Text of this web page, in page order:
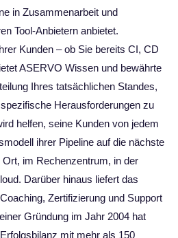
in Zusammenarbeit und
Tool-Anbietern anbietet.
Kunden – ob Sie bereits CI, CD
ASERVO Wissen und bewährte
Ihres tatsächlichen Standes,
Herausforderungen zu
helfen, seine Kunden von jedem
ihrer Pipeline auf die nächste
im Rechenzentrum, in der
Darüber hinaus liefert das
Zertifizierung und Support
Gründung im Jahr 2004 hat
mit mehr als 150